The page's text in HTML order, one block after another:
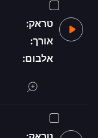
טראק:
אורך:
אלבום: